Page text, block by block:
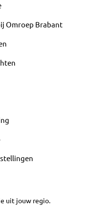
Omroep Brabant
uit jouw regio.